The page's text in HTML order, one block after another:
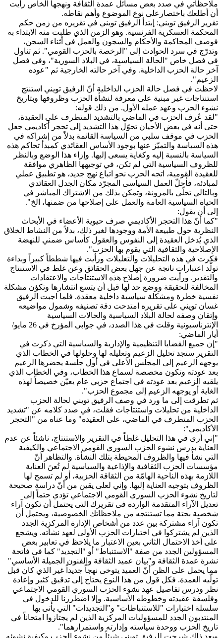
ملاحظاتي في صدد بعض مسائل عمدة الثقافة ونهجها الخاص رأيت
أن أطلعك باختصارعلى نوع الموضوع وأهم نقاطه.
تقرير الرفيق تويني: إبتدأ الرفيق تويني في تقريره من زمن حكم
المحكمة العسكرية الفرنسية. وهو الزمن الذي طلبت منه الابتداء به
فوصف المحاكمة والأحكام والسجون والعمل في أثناء السجن،
وتدرّج في سرد الحوادث إلى "الرخصة بالحزب القومي". ثم تناول
في فصل خاص "الحالة السياسية، في البلاد السورية"، وفي فصل
آخر حالة الحزب الداخلية. وفي آخر حالته الخارجية ثم "عوده
الزعيم".
لاحظت في فصل حالة الحزب الداخلية أنّ الرفيق تويني استنتج
استنتاجات غير مبنية على معرفة لنشأة الحزب وظروفها وبتاريخ
نشوء الحزب وعهد عمله الأول. من ذلك قوله:
"لقد عُرف الحزب في الماضي بالتشديد المتطرف على العقيدة،
حتى أنه في بعض الأحيان تحوّل هذا التشديد إلى تحجر أكاديمي جعل
الحزب في موقف سلبي من السياسة القائمة بدلاً من إشراكه في
هذه السياسة والتميّز عنها بوجود الأساس العقائدي كمبدأ تحاكم هذه
السياسة بالنسبة إليه وكغاية يسعى إليها. وإزاء هذا الوضع وبالنظر
للظروف السياسية التي لم تكن، في توجيهها الظاهري موافقة
للعقيدة القومية، اتجه الحزب نحو اتباع نهج جديد، هو تطبيق عملي
لمبادئه، فأحلّ العمل السياسى المجرّد مكان الجدل العقائدي
وبالتالي تحلّى بالمرونة، وتمكن بذلك من الاشتراك المباشر في
الحياة السياسية العامة والعمل على إصلاحها من ضمنها، الخ".
إلى أن يقول:
"كما أنّ هذا التحجر الأكاديمي صرف حيوية الأعضاء في الأبحاث
النظرية حول طبيعة الأمة ووجودها لغير ذلك، بدلاً من النشاط الخلاق
الذي يُدخل العقيدة إلى النفوس والعقول كأساس ضمني للنهضة
الإصلاحية والثقافية التي يقوم بها الحزب".
‏فكرت في هذه التحليلات والتعليلات ورأيت فيها شططاً كبيراً وبداءة
تولّد اعتبارات ناتجة عن جهل بعض الحقائق وعن غلط في الاستنتاج
والتقدير. ورأيت ضرورة إصلاح هذه الاستنتاجات والاعتقادات
المخالفة للحقيقة ووضع حد لها قبل أن يتسع انتشارها وتكؤن مشكلة
نفسية خطرة ومشكلة سياسية داخلية معقدة. فلما اجبت الرفيق
غسان تويني على تقريره امتدحت دقة تصنيفه وشمول مواضيعه
وإتقان وصفه لحالة البلاد السياسية والحالات السياسية
الإنترناسيونية وقلت في هذا الصدد، في جوابي المؤرخ في 26 مايو/
أيار الماضي:‎ ‏
‏"إن جميع القضايا التنظيمية والإدارية والسياسية التي ذكرت في
التقرير ستجد تحليل الزعيم وتعليله لها وحلولها في الخطاب الذي
يوجهه الزعيم إلى المجلس الأعلى في أول جلسة يحضرها الزعيم
بعد عودته وتكون مخصصة لسماع هذا الخطاب، وفي الخطاب الذي
يلقيه الزعيم بعد عودته في اجتماع حزبي عام يعيّن خصيصاً لهذه
الغاية أو يوجهه الزعيم إلى مجموع الحزب".
ثم تطرقت إلى ما ورد في وصف الرفيق تويني لحالة الحزب
الداخلية من تحليلات واستنتاجات فقلت، في صدد كلامه عن "تشديد
الحزب المتطرف في الماضي، على العقيدة" وما عناه من "التحجر
الأكاديمي":
"إني أرى في هذا التحليل غلطاً في التقرير والاستنتاج، ناشئاً عن عدم
العناية بدرس نشوء الحزب السوري القومي الاجتماعي والكيفية
التي نشأ فيها والظروف المحيطة بتلك النشأة. والتظاهر أنّ
مؤسسات الحزب الثقافية والإذاعية والسياسية لم تُعنَ العناية
اللازمة بهذه الناحية الهامّة من الثقاقة الحزبية، أو لم تسمح لها
الظروف بتوجيه العناية إليها. وإني لعلى يقين من أنّ دراسة صحيحة
لتاريخ نشوء الحزب السوري القومي الاجتماعي تؤدي حتماً إلى
تعديل الآراء المتقدمة الواردة فى تقريرك التى يحتمل أن تكون آراء
شخصية بحتة مما تستنتجه من ملاحظاتك الخصوصية، ويحتمل أن
تكون آراء مشتركة بين عدد من أشخاص الإدارة المركزية الجدد
الذين لم يشتركوا في اختبارات الحزب الأولى لعهد نشأته. ويشجع
على أخذ الاحتمال الثاني بعين الاعتبار ما يلاحظ في تعابير بعض
المسؤولين الجدد من صفة "الاستنباط" أو "التجديد" كما فى فاتحة
نشرة عمدة الثقافة و"بيان عميد الثقافة والفنون الجميلة الأساسي"
مما يحمل على الظن أنّ العميد يتوخى نهجاً جديداً غير الذي كان قبل
تولّيه العمدة. فكل قول من هذا النوع يحتاج إلى تدقيق كثير وإعادة
نظر ودرس تفاصيل عهد نشوء الحزب السوري القومي الاجتماعي
وفلسفة عقيدته وخطوطه الأساسية. وإلا اضطررنا للدخول في
سلسلة اختبارات "للاستنباطات" و"التجديدات" التي يأتى بها
المنتدبون الجدد للمسؤوليات المركزية الذين لم يجتازوا امتحاناً في
تاريخ الحزب ووحدة سياسته وإدارته واستمرارهما".
وبعد ذلك شرحت للرفيق تويني شيئاً من نشوء الحزب وكيفية نشوئه